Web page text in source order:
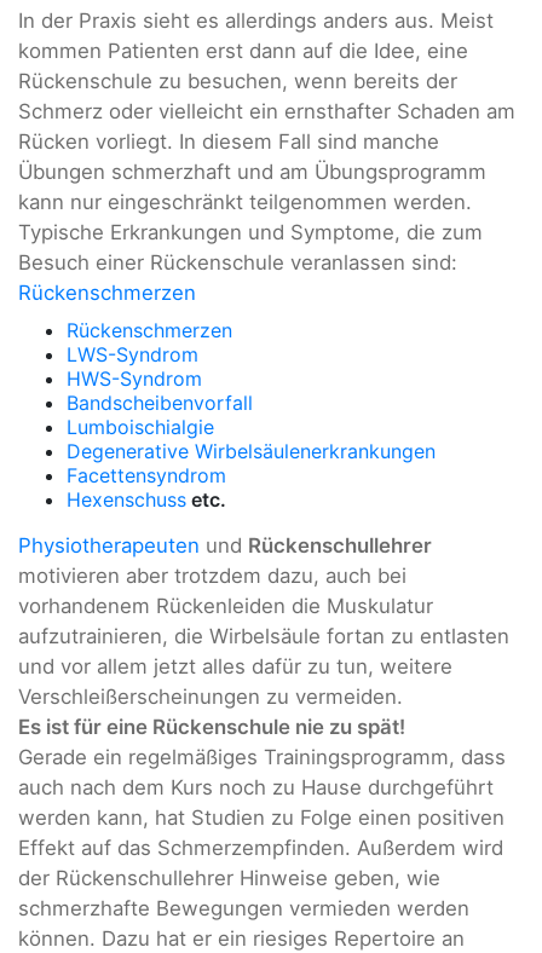
In der Praxis sieht es allerdings anders aus. Meist
kommen Patienten erst dann auf die Idee, eine
Rückenschule zu besuchen, wenn bereits der
Schmerz oder vielleicht ein ernsthafter Schaden am
Rücken vorliegt. In diesem Fall sind manche
Übungen schmerzhaft und am Übungsprogramm
kann nur eingeschränkt teilgenommen werden.
Typische Erkrankungen und Symptome, die zum
Besuch einer Rückenschule veranlassen sind:
Rückenschmerzen
Rückenschmerzen
LWS-Syndrom
HWS-Syndrom
Bandscheibenvorfall
Lumboischialgie
Degenerative Wirbelsäulenerkrankungen
Facettensyndrom
Hexenschuss etc.
Physiotherapeuten und Rückenschullehrer
motivieren aber trotzdem dazu, auch bei
vorhandenem Rückenleiden die Muskulatur
aufzutrainieren, die Wirbelsäule fortan zu entlasten
und vor allem jetzt alles dafür zu tun, weitere
Verschleißerscheinungen zu vermeiden.
Es ist für eine Rückenschule nie zu spät!
Gerade ein regelmäßiges Trainingsprogramm, dass
auch nach dem Kurs noch zu Hause durchgeführt
werden kann, hat Studien zu Folge einen positiven
Effekt auf das Schmerzempfinden. Außerdem wird
der Rückenschullehrer Hinweise geben, wie
schmerzhafte Bewegungen vermieden werden
können. Dazu hat er ein riesiges Repertoire an